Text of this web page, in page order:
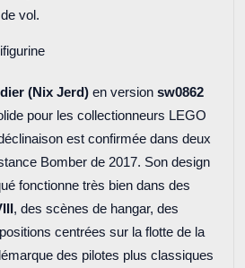
vol.
(Nix Jerd)en version sw0862
pour les collectionneurs LEGO
est confirmée dans deux
Bomber de 2017. Son design
fonctionne très bien dans des
, des scènes de hangar, des
centrées sur la flotte de la
des pilotes plus classiques